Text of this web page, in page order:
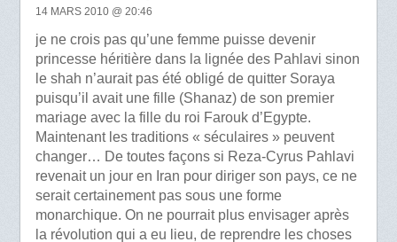
14 MARS 2010 @ 20:46
je ne crois pas qu’une femme puisse devenir
princesse héritière dans la lignée des Pahlavi sinon
le shah n’aurait pas été obligé de quitter Soraya
puisqu’il avait une fille (Shanaz) de son premier
mariage avec la fille du roi Farouk d’Egypte.
Maintenant les traditions « séculaires » peuvent
changer… De toutes façons si Reza-Cyrus Pahlavi
revenait un jour en Iran pour diriger son pays, ce ne
serait certainement pas sous une forme
monarchique. On ne pourrait plus envisager après
la révolution qui a eu lieu, de reprendre les choses